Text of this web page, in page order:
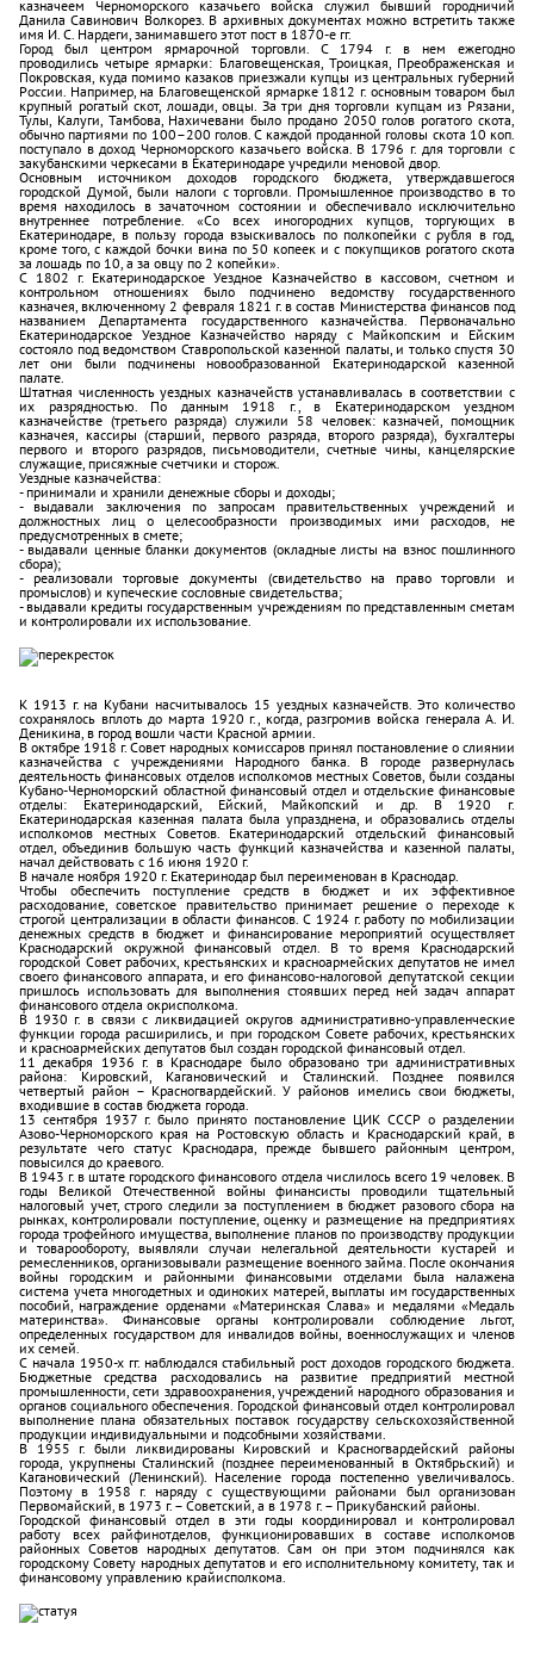
казначеем Черноморского казачьего войска служил бывший городничий
Данила Савинович Волкорез. В архивных документах можно встретить также
имя И. С. Нардеги, занимавшего этот пост в 1870-е гг.
Город был центром ярмарочной торговли. С 1794 г. в нем ежегодно
проводились четыре ярмарки: Благовещенская, Троицкая, Преображенская и
Покровская, куда помимо казаков приезжали купцы из центральных губерний
России. Например, на Благовещенской ярмарке 1812 г. основным товаром был
крупный рогатый скот, лошади, овцы. За три дня торговли купцам из Рязани,
Тулы, Калуги, Тамбова, Нахичевани было продано 2050 голов рогатого скота,
обычно партиями по 100–200 голов. С каждой проданной головы скота 10 коп.
поступало в доход Черноморского казачьего войска. В 1796 г. для торговли с
закубанскими черкесами в Екатеринодаре учредили меновой двор.
Основным источником доходов городского бюджета, утверждавшегося
городской Думой, были налоги с торговли. Промышленное производство в то
время находилось в зачаточном состоянии и обеспечивало исключительно
внутреннее потребление. «Со всех иногородних купцов, торгующих в
Екатеринодаре, в пользу города взыскивалось по полкопейки с рубля в год,
кроме того, с каждой бочки вина по 50 копеек и с покупщиков рогатого скота
за лошадь по 10, а за овцу по 2 копейки».
С 1802 г. Екатеринодарское Уездное Казначейство в кассовом, счетном и
контрольном отношениях было подчинено ведомству государственного
казначея, включенному 2 февраля 1821 г. в состав Министерства финансов под
названием Департамента государственного казначейства. Первоначально
Екатеринодарское Уездное Казначейство наряду с Майкопским и Ейским
состояло под ведомством Ставропольской казенной палаты, и только спустя 30
лет они были подчинены новообразованной Екатеринодарской казенной
палате.
Штатная численность уездных казначейств устанавливалась в соответствии с
их разрядностью. По данным 1918 г., в Екатеринодарском уездном
казначействе (третьего разряда) служили 58 человек: казначей, помощник
казначея, кассиры (старший, первого разряда, второго разряда), бухгалтеры
первого и второго разрядов, письмоводители, счетные чины, канцелярские
служащие, присяжные счетчики и сторож.
Уездные казначейства:
- принимали и хранили денежные сборы и доходы;
- выдавали заключения по запросам правительственных учреждений и
должностных лиц о целесообразности производимых ими расходов, не
предусмотренных в смете;
- выдавали ценные бланки документов (окладные листы на взнос пошлинного
сбора);
- реализовали торговые документы (свидетельство на право торговли и
промыслов) и купеческие сословные свидетельства;
- выдавали кредиты государственным учреждениям по представленным сметам
и контролировали их использование.
К 1913 г. на Кубани насчитывалось 15 уездных казначейств. Это количество
сохранялось вплоть до марта 1920 г., когда, разгромив войска генерала А. И.
Деникина, в город вошли части Красной армии.
В октябре 1918 г. Совет народных комиссаров принял постановление о слиянии
казначейства с учреждениями Народного банка. В городе развернулась
деятельность финансовых отделов исполкомов местных Советов, были созданы
Кубано-Черноморский областной финансовый отдел и отдельские финансовые
отделы: Екатеринодарский, Ейский, Майкопский и др. В 1920 г.
Екатеринодарская казенная палата была упразднена, и образовались отделы
исполкомов местных Советов. Екатеринодарский отдельский финансовый
отдел, объединив большую часть функций казначейства и казенной палаты,
начал действовать с 16 июня 1920 г.
В начале ноября 1920 г. Екатеринодар был переименован в Краснодар.
Чтобы обеспечить поступление средств в бюджет и их эффективное
расходование, советское правительство принимает решение о переходе к
строгой централизации в области финансов. С 1924 г. работу по мобилизации
денежных средств в бюджет и финансирование мероприятий осуществляет
Краснодарский окружной финансовый отдел. В то время Краснодарский
городской Совет рабочих, крестьянских и красноармейских депутатов не имел
своего финансового аппарата, и его финансово-налоговой депутатской секции
пришлось использовать для выполнения стоявших перед ней задач аппарат
финансового отдела окрисполкома.
В 1930 г. в связи с ликвидацией округов административно-управленческие
функции города расширились, и при городском Совете рабочих, крестьянских
и красноармейских депутатов был создан городской финансовый отдел.
11 декабря 1936 г. в Краснодаре было образовано три административных
района: Кировский, Кагановический и Сталинский. Позднее появился
четвертый район – Красногвардейский. У районов имелись свои бюджеты,
входившие в состав бюджета города.
13 сентября 1937 г. было принято постановление ЦИК СССР о разделении
Азово-Черноморского края на Ростовскую область и Краснодарский край, в
результате чего статус Краснодара, прежде бывшего районным центром,
повысился до краевого.
В 1943 г. в штате городского финансового отдела числилось всего 19 человек. В
годы Великой Отечественной войны финансисты проводили тщательный
налоговый учет, строго следили за поступлением в бюджет разового сбора на
рынках, контролировали поступление, оценку и размещение на предприятиях
города трофейного имущества, выполнение планов по производству продукции
и товарообороту, выявляли случаи нелегальной деятельности кустарей и
ремесленников, организовывали размещение военного займа. После окончания
войны городским и районными финансовыми отделами была налажена
система учета многодетных и одиноких матерей, выплаты им государственных
пособий, награждение орденами «Материнская Слава» и медалями «Медаль
материнства». Финансовые органы контролировали соблюдение льгот,
определенных государством для инвалидов войны, военнослужащих и членов
их семей.
С начала 1950-х гг. наблюдался стабильный рост доходов городского бюджета.
Бюджетные средства расходовались на развитие предприятий местной
промышленности, сети здравоохранения, учреждений народного образования и
органов социального обеспечения. Городской финансовый отдел контролировал
выполнение плана обязательных поставок государству сельскохозяйственной
продукции индивидуальными и подсобными хозяйствами.
В 1955 г. были ликвидированы Кировский и Красногвардейский районы
города, укрупнены Сталинский (позднее переименованный в Октябрьский) и
Кагановический (Ленинский). Население города постепенно увеличивалось.
Поэтому в 1958 г. наряду с существующими районами был организован
Первомайский, в 1973 г. – Советский, а в 1978 г. – Прикубанский районы.
Городской финансовый отдел в эти годы координировал и контролировал
работу всех райфинотделов, функционировавших в составе исполкомов
районных Советов народных депутатов. Сам он при этом подчинялся как
городскому Совету народных депутатов и его исполнительному комитету, так и
финансовому управлению крайисполкома.